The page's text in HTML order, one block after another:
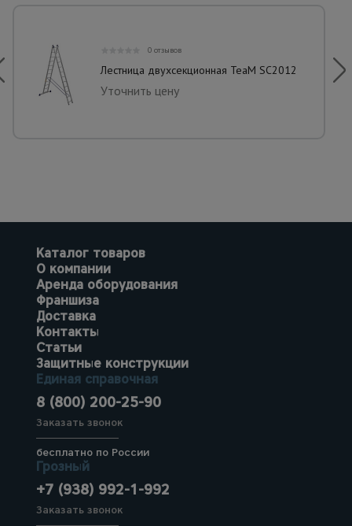
0 отзывов
Лестница двухсекционная TeaM SC2012
Уточнить цену
Каталог товаров
О компании
Аренда оборудования
Франшиза
Доставка
Контакты
Статьи
Защитные конструкции
Единая справочная
8 (800) 200-25-90
Заказать звонок
бесплатно по России
Грозный
+7 (938) 992-1-992
Заказать звонок